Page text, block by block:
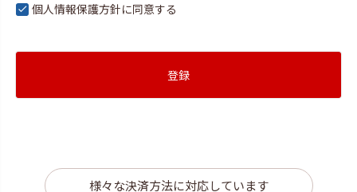
個人情報保護方針に同意する
登録
様々な決済方法に対応しています